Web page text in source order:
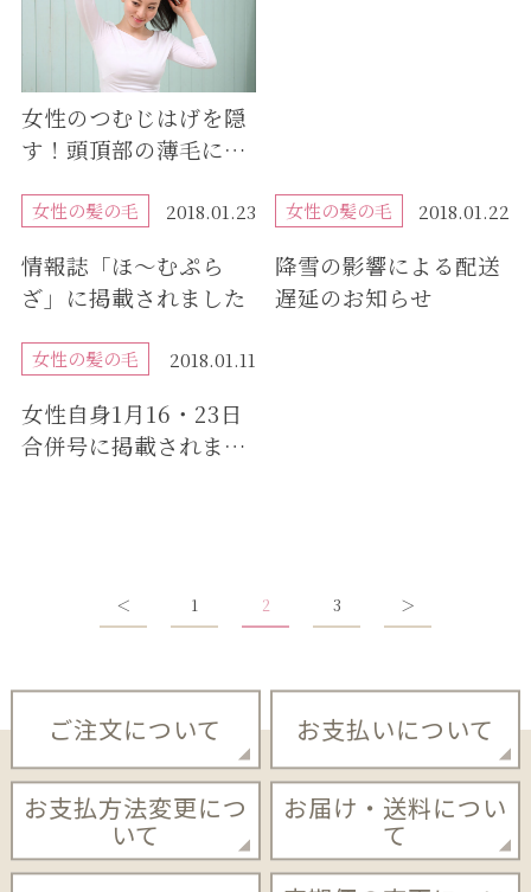
女性のつむじはげを隠
す！頭頂部の薄毛にも
アスタイルは？
女性の髪の毛 2018.01.23
情報誌「ほ～むぷら
ざ」に掲載されました
女性の髪の毛 2018.01.22
降雪の影響による配送
遅延のお知らせ
女性の髪の毛 2018.01.11
女性自身1月16・23日
合併号に掲載されまし
＜ 1 2 3 ＞
ご注文について お支払いについて
お支払方法変更につ
いて
お届け・送料につい
て